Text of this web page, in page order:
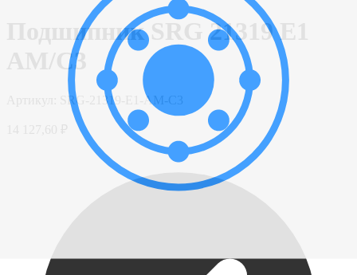
Подшипник SRG 21319 E1
AM/C3
SRG-21319-E1-AM-C3